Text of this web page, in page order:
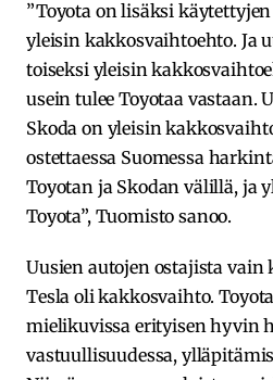
”Toyota on lisäksi
yleisin kakkosvaihtoehto. Ja
toiseksi yleisin
usein tulee Toyotaa vastaan.
Skoda on yleisin
ostettaessa Suomessa
Toyotan ja Skodan välillä, ja
Toyota”, Tuomisto sanoo.
Uusien autojen ostajista vain
Tesla oli kakkosvaihto.
mielikuvissa erityisen hyvin
vastuullisuudessa,